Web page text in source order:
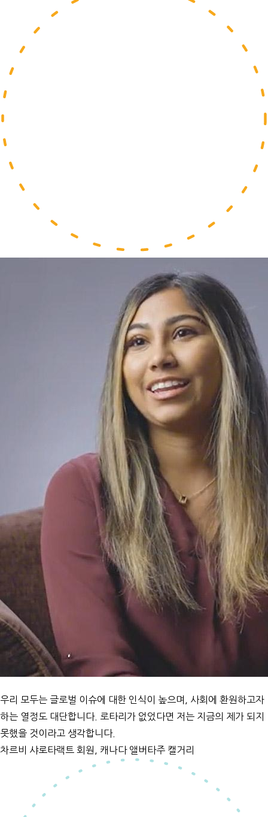
우리 모두는 글로벌 이슈에 대한 인식이 높으며, 사회에 환원하고자
하는 열정도 대단합니다. 로타리가 없었다면 저는 지금의 제가 되지
못했을 것이라고 생각합니다.
차르비 샤로타랙트 회원, 캐나다 앨버타주 캘거리